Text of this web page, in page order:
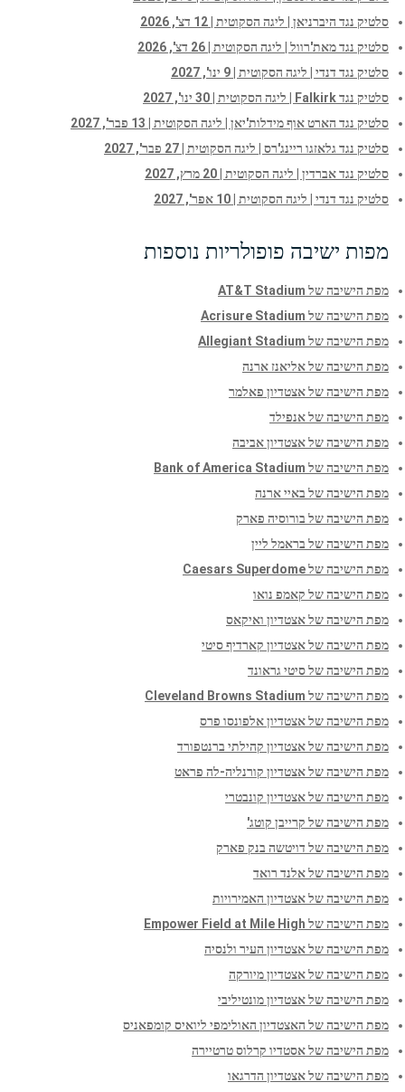
סלטיק נגד היברניאן | ליגה הסקוטית | 12 דצ', 2026
סלטיק נגד מאת'רוול | ליגה הסקוטית | 26 דצ', 2026
סלטיק נגד דנדי | ליגה הסקוטית | 9 ינו', 2027
סלטיק נגד Falkirk | ליגה הסקוטית | 30 ינו', 2027
סלטיק נגד הארט אוף מידלות'יאן | ליגה הסקוטית | 13 פבר', 2027
סלטיק נגד גלאזגו ריינג'רס | ליגה הסקוטית | 27 פבר', 2027
סלטיק נגד אברדין | ליגה הסקוטית | 20 מרץ, 2027
סלטיק נגד דנדי | ליגה הסקוטית | 10 אפר', 2027
מפות ישיבה פופולריות נוספות
מפת הישיבה של AT&T Stadium
מפת הישיבה של Acrisure Stadium
מפת הישיבה של Allegiant Stadium
מפת הישיבה של אליאנז ארנה
מפת הישיבה של אצטדיון פאלמר
מפת הישיבה של אנפילד
מפת הישיבה של אצטדיון אביבה
מפת הישיבה של Bank of America Stadium
מפת הישיבה של באיי ארנה
מפת הישיבה של בורוסיה פארק
מפת הישיבה של בראמל ליין
מפת הישיבה של Caesars Superdome
מפת הישיבה של קאמפ נואו
מפת הישיבה של אצטדיון ואיקאס
מפת הישיבה של אצטדיון קארדיף סיטי
מפת הישיבה של סיטי גראונד
מפת הישיבה של Cleveland Browns Stadium
מפת הישיבה של אצטדיון אלפונסו פרס
מפת הישיבה של אצטדיון קהילתי ברנטפורד
מפת הישיבה של אצטדיון קורנליה-לה פראט
מפת הישיבה של אצטדיון קונבטרי
מפת הישיבה של קרייבן קוטג'
מפת הישיבה של דויטשה בנק פארק
מפת הישיבה של אלנד רואד
מפת הישיבה של אצטדיון האמירויות
מפת הישיבה של Empower Field at Mile High
מפת הישיבה של אצטדיון העיר ולנסיה
מפת הישיבה של אצטדיון מיורקה
מפת הישיבה של אצטדיון מונטיליבי
מפת הישיבה של האצטדיון האולימפי ליואיס קומפאניס
מפת הישיבה של אסטדיו קרלוס טרטיירה
מפת הישיבה של אצטדיון הדרגאו